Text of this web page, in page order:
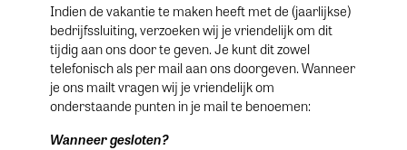
Indien de vakantie te maken heeft met de (jaarlijkse)
bedrijfssluiting, verzoeken wij je vriendelijk om dit
tijdig aan ons door te geven. Je kunt dit zowel
telefonisch als per mail aan ons doorgeven. Wanneer
je ons mailt vragen wij je vriendelijk om
onderstaande punten in je mail te benoemen:
Wanneer gesloten?